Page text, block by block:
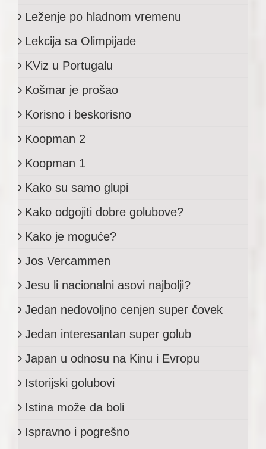
Leženje po hladnom vremenu
Lekcija sa Olimpijade
KViz u Portugalu
Košmar je prošao
Korisno i beskorisno
Koopman 2
Koopman 1
Kako su samo glupi
Kako odgojiti dobre golubove?
Kako je moguće?
Jos Vercammen
Jesu li nacionalni asovi najbolji?
Jedan nedovoljno cenjen super čovek
Jedan interesantan super golub
Japan u odnosu na Kinu i Evropu
Istorijski golubovi
Istina može da boli
Ispravno i pogrešno